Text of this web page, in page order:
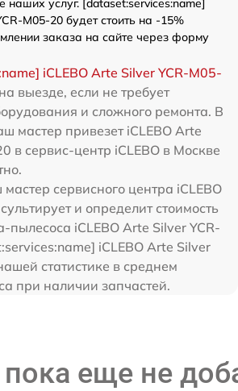
наших услуг. [dataset:services:name]
M05-20 будет стоить на -15%
заказа на сайте через форму
iCLEBO Arte Silver YCR-M05-
выезде, если не требует
и сложного ремонта. В
мастер привезет iCLEBO Arte
в сервис-центр iCLEBO в Москве
сервисного центра iCLEBO
и определит стоимость
пылесоса iCLEBO Arte Silver YCR-
iCLEBO Arte Silver
статистике в среднем
при наличии запчастей.
еще не